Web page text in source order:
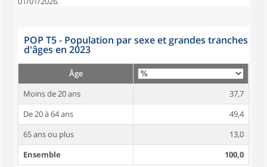
POP T5 - Population par sexe et grandes tranches
d'âges en 2023
Âge
Moins de 20 ans
37,7
De 20 à 64 ans
49,4
65 ans ou plus
13,0
Ensemble
100,0